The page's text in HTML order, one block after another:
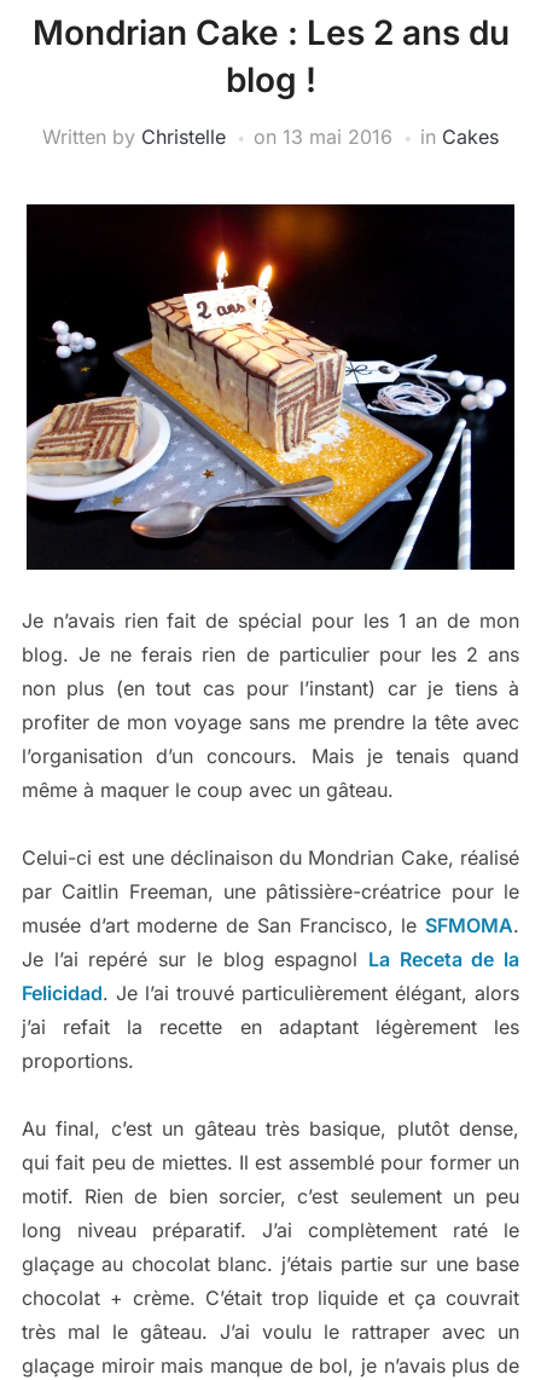
Mondrian Cake : Les 2 ans du
blog !
Written by Christelle on 13 mai 2016 in Cakes
Je n’avais rien fait de spécial pour les 1 an de mon
blog. Je ne ferais rien de particulier pour les 2 ans
non plus (en tout cas pour l’instant) car je tiens à
profiter de mon voyage sans me prendre la tête avec
l’organisation d’un concours. Mais je tenais quand
même à maquer le coup avec un gâteau.
Celui-ci est une déclinaison du Mondrian Cake, réalisé
par Caitlin Freeman, une pâtissière-créatrice pour le
musée d’art moderne de San Francisco, le SFMOMA.
Je l’ai repéré sur le blog espagnol La Receta de la
Felicidad. Je l’ai trouvé particulièrement élégant, alors
j’ai refait la recette en adaptant légèrement les
proportions.
Au final, c’est un gâteau très basique, plutôt dense,
qui fait peu de miettes. Il est assemblé pour former un
motif. Rien de bien sorcier, c’est seulement un peu
long niveau préparatif. J’ai complètement raté le
glaçage au chocolat blanc. j’étais partie sur une base
chocolat + crème. C’était trop liquide et ça couvrait
très mal le gâteau. J’ai voulu le rattraper avec un
glaçage miroir mais manque de bol, je n’avais plus de